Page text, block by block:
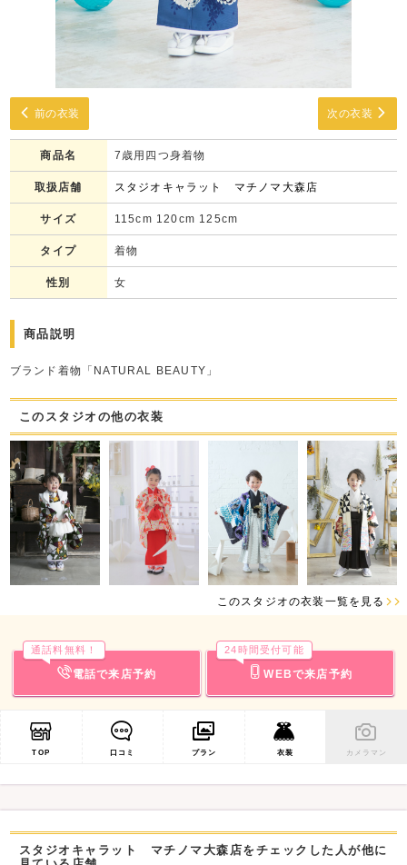
前の衣装 次の衣装
商品名 7歳用四つ身着物
取扱店舗 スタジオキャラット マチノマ大森店
サイズ 115cm 120cm 125cm
タイプ 着物
性別 女
商品説明
ブランド着物「NATURAL BEAUTY」
このスタジオの他の衣装
このスタジオの衣装一覧を見る
電話で来店予約
通話料無料！
WEBで来店予約
24時間受付可能
TOP 口コミ プラン 衣装 カメラマン
スタジオキャラット マチノマ大森店をチェックした人が他に